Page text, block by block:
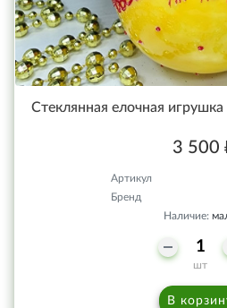
Стеклянная елочная
3 500
Артикул
Бренд
Наличие:
шт
В